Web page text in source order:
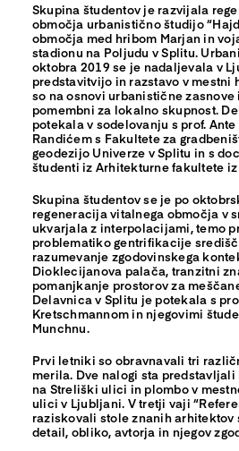
Skupina študentov je razvijala
območja urbanistično študijo
območja med hribom Marjan in
stadionu na Poljudu v Splitu.
oktobra 2019 se je nadaljevala v
predstavitvijo in razstavo v mestni
so na osnovi urbanistične
pomembni za lokalno skupnost.
potekala v sodelovanju s prof.
Randićem s Fakultete za
geodezijo Univerze v Splitu in s
študenti iz Arhitekturne fakultete iz
Skupina študentov se je po
regeneracija vitalnega območja v
ukvarjala z interpolacijami, temo
problematiko gentrifikacije
razumevanje zgodovinskega
Dioklecijanova palača, tranzitni
pomanjkanje prostorov za
Delavnica v Splitu je potekala s
Kretschmannom in njegovimi
Munchnu.
Prvi letniki so obravnavali tri
merila. Dve nalogi sta
na Streliški ulici in plombo v
ulici v Ljubljani. V tretji vaji
raziskovali stole znanih arhitektov
detail, obliko, avtorja in njegov